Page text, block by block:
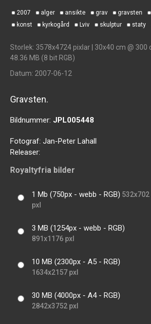
2007 alger ansikte grav gravsten
konst
kyrkogård Lviv skulptur staty
Storlek: 3578x4724 pixlar | 30x40 cm @ 300
48.36 MB (8 bit RGB)
Datum: 2007-06-12
Gravsten.
Bildnummer: JPL005448
Fotograf: Jan-Peter Lahall
Releaser:
Royaltyfria bilder
1 Mb (750px - webb - RGB) 532x702
pxl
3 MB (1254px - webb - RGB)
891x1176 pxl
10 MB (2300px - A5 - RGB)
1634x2157 pxl
30 MB (4000px - A4 - RGB)
2842x3752 pxl